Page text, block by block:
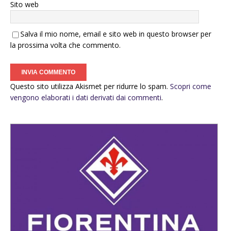
Sito web
Salva il mio nome, email e sito web in questo browser per
la prossima volta che commento.
Questo sito utilizza Akismet per ridurre lo spam. Scopri come
vengono elaborati i dati derivati dai commenti.